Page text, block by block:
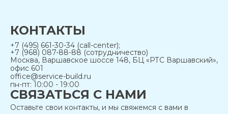
КОНТАКТЫ
+7 (495) 661-30-34 (call-center);
+7 (968) 087-88-88 (сотрудничество)
Москва, Варшавское шоссе 148, БЦ «РТС Варшавский»,
офис 601
office@service-build.ru
пн-пт: 10:00 - 19:00
СВЯЗАТЬСЯ С НАМИ
Оставьте свои контакты, и мы свяжемся с вами в